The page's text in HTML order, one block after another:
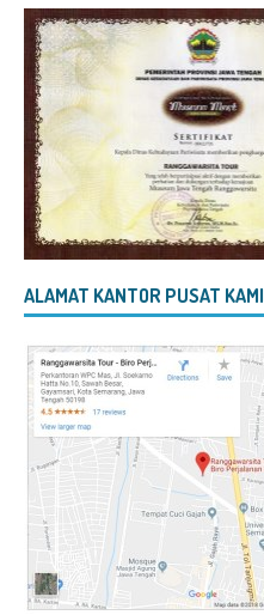
ALAMAT KANTOR PUSAT KAMI